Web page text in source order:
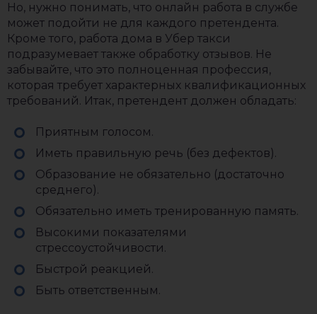
Но, нужно понимать, что онлайн работа в службе
может подойти не для каждого претендента.
Кроме того, работа дома в Убер такси
подразумевает также обработку отзывов. Не
забывайте, что это полноценная профессия,
которая требует характерных квалификационных
требований. Итак, претендент должен обладать:
Приятным голосом.
Иметь правильную речь (без дефектов).
Образование не обязательно (достаточно
среднего).
Обязательно иметь тренированную память.
Высокими показателями
стрессоустойчивости.
Быстрой реакцией.
Быть ответственным.